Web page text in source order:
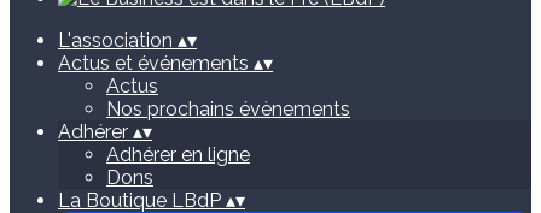
L'association ▴▾
Actus et événements ▴▾
Actus
Nos prochains évènements
Adhérer ▴▾
Adhérer en ligne
Dons
La Boutique LBdP ▴▾